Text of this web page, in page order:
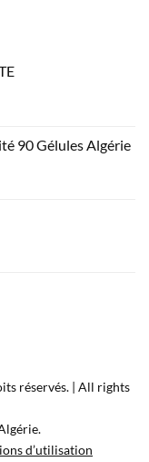
90 Gélules Algérie
réservés. | All rights
d’utilisation